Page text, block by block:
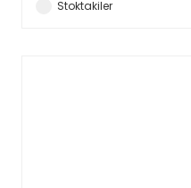
Stoktakiler